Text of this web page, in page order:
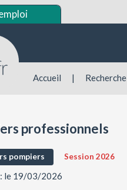
Accueil | Recherche
professionnels
pompiers Session 2026
: le 19/03/2026